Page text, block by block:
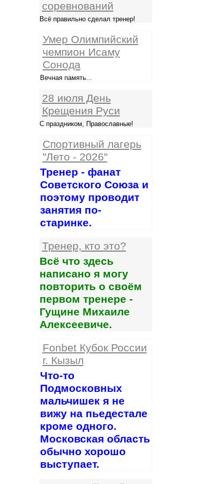
соревнований
Всё правильно сделал тренер!
Умер Олимпийский
чемпион Исаму
Сонода
Вечная память...
28 июля День
Крещения Руси
С праздником, Православные!
Спортивный лагерь
"Лето - 2026"
Тренер - фанат
Советского Союза и
поэтому проводит
занятия по-
старинке.
Тренер, кто это?
Всё что здесь
написано я могу
повторить о своём
первом тренере -
Гущине Михаиле
Алексеевиче.
Fonbet Кубок России
г. Кызыл
Что-то
Подмосковных
мальчишек я не
вижу на пьедестале
кроме одного.
Московская область
обычно хорошо
выступает.